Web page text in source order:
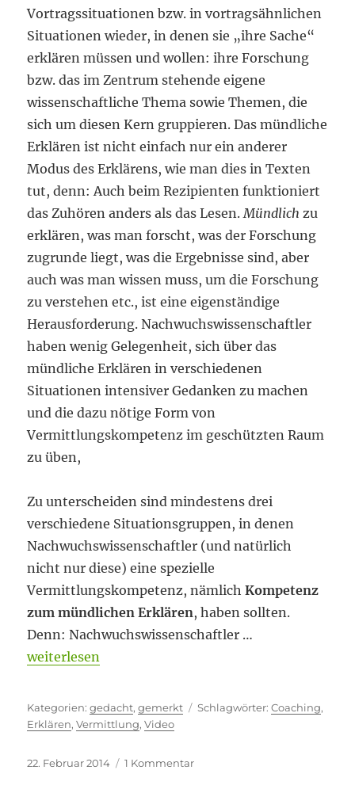
Vortragssituationen bzw. in vortragsähnlichen
Situationen wieder, in denen sie „ihre Sache“
erklären müssen und wollen: ihre Forschung
bzw. das im Zentrum stehende eigene
wissenschaftliche Thema sowie Themen, die
sich um diesen Kern gruppieren. Das mündliche
Erklären ist nicht einfach nur ein anderer
Modus des Erklärens, wie man dies in Texten
tut, denn: Auch beim Rezipienten funktioniert
das Zuhören anders als das Lesen.Mündlich zu
erklären, was man forscht, was der Forschung
zugrunde liegt, was die Ergebnisse sind, aber
auch was man wissen muss, um die Forschung
zu verstehen etc., ist eine eigenständige
Herausforderung. Nachwuchswissenschaftler
haben wenig Gelegenheit, sich über das
mündliche Erklären in verschiedenen
Situationen intensiver Gedanken zu machen
und die dazu nötige Form von
Vermittlungskompetenz im geschützten Raum
zu üben,
Zu unterscheiden sind mindestens drei
verschiedene Situationsgruppen, in denen
Nachwuchswissenschaftler (und natürlich
nicht nur diese) eine spezielle
Vermittlungskompetenz, nämlichKompetenz
zum mündlichen Erklären, haben sollten.
Denn: Nachwuchswissenschaftler …
„Erklären können“
weiterlesen
Kategorien
gedacht,gemerkt Schlagwörter
Coaching,
Erklären,Vermittlung,Video
Veröffentlicht
22. Februar 2014 1 Kommentarzu